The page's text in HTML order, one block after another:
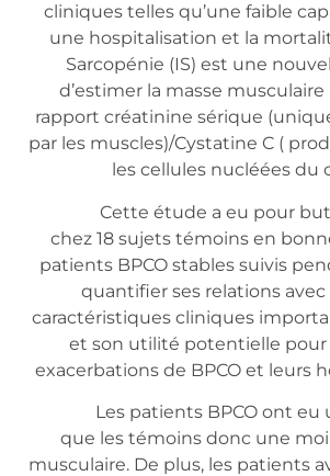
cliniques telles qu’une faible
une hospitalisation et la
Sarcopénie (IS) est une
d’estimer la masse musculaire
rapport créatinine sérique
par les muscles)/Cystatine C (
les cellules nucléées du
Cette étude a eu pour but
chez 18 sujets témoins en
patients BPCO stables suivis
quantifier ses relations
caractéristiques cliniques
et son utilité potentielle pour
exacerbations de BPCO et leurs
Les patients BPCO ont eu
que les témoins donc une
musculaire. De plus, les patients